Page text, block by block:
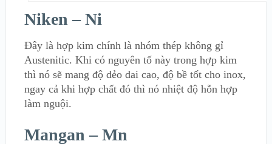
Niken – Ni
Đây là hợp kim chính là nhóm thép không gỉ
Austenitic. Khi có nguyên tố này trong hợp kim
thì nó sẽ mang độ dẻo dai cao, độ bề tốt cho inox,
ngay cả khi hợp chất đó thì nó nhiệt độ hỗn hợp
làm nguội.
Mangan – Mn